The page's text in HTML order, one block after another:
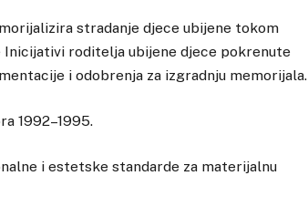
stradanje djece ubijene tokom
Inicijativi roditelja ubijene djece pokrenute
i odobrenja za izgradnju memorijala.
1992–1995.
i estetske standarde za materijalnu